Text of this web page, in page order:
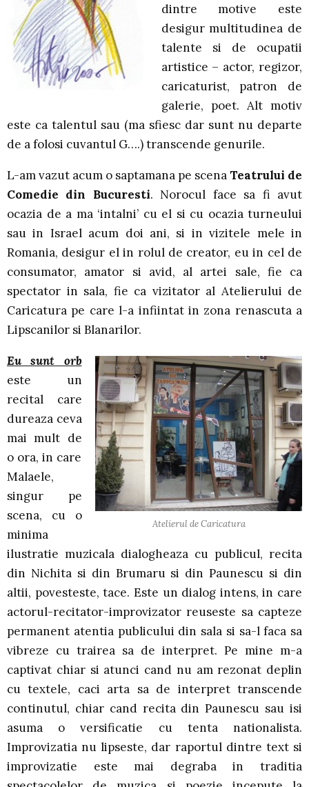
dintre motive este
desigur multitudinea de
talente si de ocupatii
artistice – actor, regizor,
caricaturist, patron de
galerie, poet. Alt motiv
este ca talentul sau (ma sfiesc dar sunt nu departe
de a folosi cuvantul G….) transcende genurile.
L-am vazut acum o saptamana pe scenaTeatrului de
Comedie din Bucuresti. Norocul face sa fi avut
ocazia de a ma ‘intalni’ cu el si cu ocazia turneului
sau in Israel acum doi ani, si in vizitele mele in
Romania, desigur el in rolul de creator, eu in cel de
consumator, amator si avid, al artei sale, fie ca
spectator in sala, fie ca vizitator al Atelierului de
Caricatura pe care l-a infiintat in zona renascuta a
Lipscanilor si Blanarilor.
Atelierul de Caricatura
Eu sunt orb
este un
recital care
dureaza ceva
mai mult de
o ora, in care
Malaele,
singur pe
scena, cu o
minima
ilustratie muzicala dialogheaza cu publicul, recita
din Nichita si din Brumaru si din Paunescu si din
altii, povesteste, tace. Este un dialog intens, in care
actorul-recitator-improvizator reuseste sa capteze
permanent atentia publicului din sala si sa-l faca sa
vibreze cu trairea sa de interpret. Pe mine m-a
captivat chiar si atunci cand nu am rezonat deplin
cu textele, caci arta sa de interpret transcende
continutul, chiar cand recita din Paunescu sau isi
asuma o versificatie cu tenta nationalista.
Improvizatia nu lipseste, dar raportul dintre text si
improvizatie este mai degraba in traditia